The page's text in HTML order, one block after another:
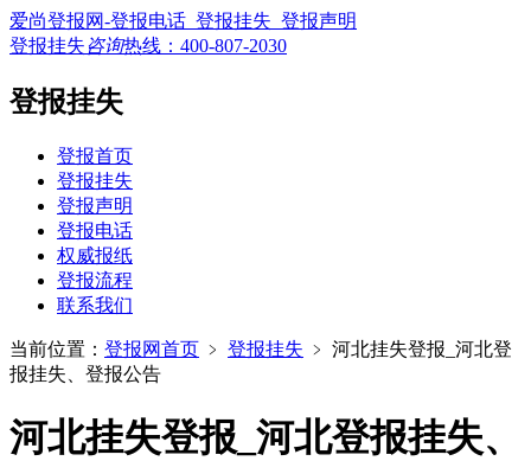
爱尚登报网-登报电话_登报挂失_登报声明
登报挂失咨询热线： 400-807-2030
登报挂失
登报首页
登报挂失
登报声明
登报电话
权威报纸
登报流程
联系我们
当前位置： 登报网首页 ﹥ 登报挂失 ﹥ 河北挂失登报_河北登
报挂失、登报公告
河北挂失登报_河北登报挂失、